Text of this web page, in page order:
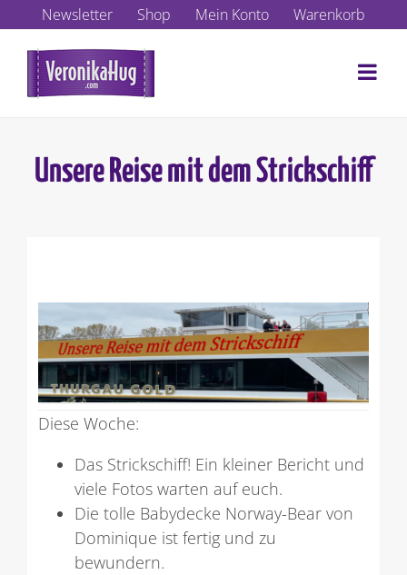
Inhalt
springen
Newsletter Shop Mein Konto Warenkorb
Unsere Reise mit dem Strickschiff
Diese Woche:
Das Strickschiff! Ein kleiner Bericht und
viele Fotos warten auf euch.
Die tolle Babydecke Norway-Bear von
Dominique ist fertig und zu
bewundern.